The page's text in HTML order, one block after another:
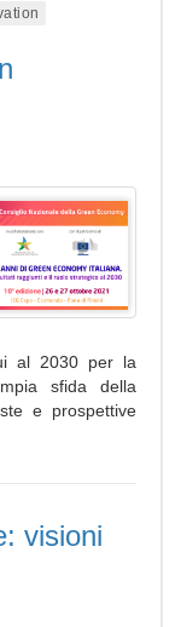
al 2030 per la
sfida della
e prospettive
visioni